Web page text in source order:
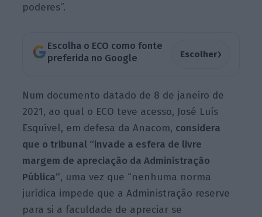
poderes”.
Escolha o ECO como fonte
preferida no Google
Escolher›
Num documento datado de 8 de janeiro de
2021, ao qual o ECO teve acesso, José Luís
Esquível, em defesa da Anacom, considera
que o tribunal “invade a esfera de livre
margem de apreciação da Administração
Pública”, uma vez que “nenhuma norma
jurídica impede que a Administração reserve
para si a faculdade de apreciar se